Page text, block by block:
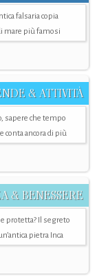
falsaria copia
mare più famosi
& ATTIVITÀ
sapere che tempo
conta ancora di più
& BENESSERE
e protetta? Il segreto
pietra Inca